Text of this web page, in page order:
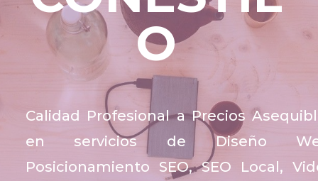
O
Calidad Profesional a Precios
en servicios de Diseño
Posicionamiento SEO, SEO Local,